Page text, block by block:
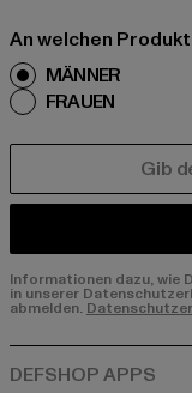
An welchen
MÄNNER
FRAUEN
Informationen dazu, wie
in unserer
abmelden.